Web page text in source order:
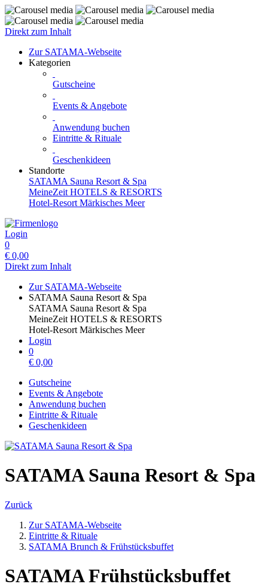
Direkt zum Inhalt
Zur SATAMA-Webseite
Kategorien
Gutscheine
Events & Angebote
Anwendung buchen
Eintritte & Rituale
Geschenkideen
Standorte
SATAMA Sauna Resort & Spa
MeineZeit HOTELS & RESORTS
Hotel-Resort Märkisches Meer
Login
0
€ 0,00
Direkt zum Inhalt
Zur SATAMA-Webseite
SATAMA Sauna Resort & Spa
SATAMA Sauna Resort & Spa
MeineZeit HOTELS & RESORTS
Hotel-Resort Märkisches Meer
Login
0
€ 0,00
Gutscheine
Events & Angebote
Anwendung buchen
Eintritte & Rituale
Geschenkideen
SATAMA Sauna Resort & Spa
Zurück
Zur SATAMA-Webseite
Eintritte & Rituale
SATAMA Brunch & Frühstücksbuffet
SATAMA Frühstücksbuffet